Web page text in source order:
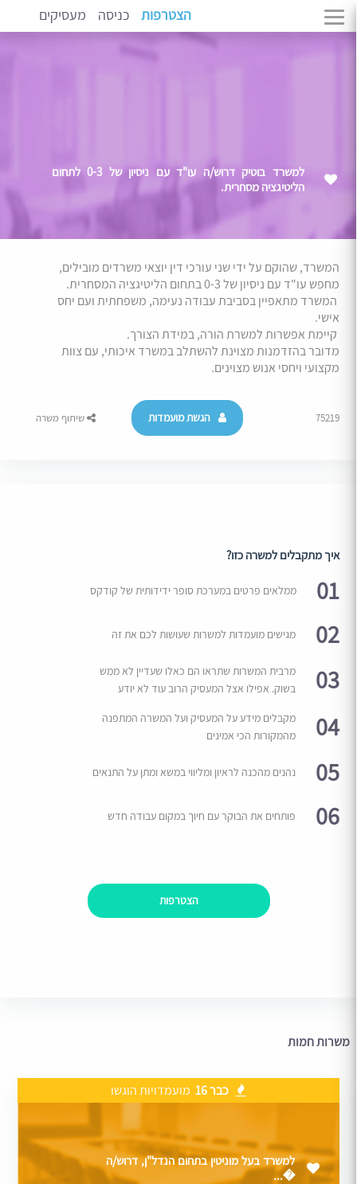
הצטרפות כניסה מעסיקים
למשרד בוטיק דרוש/ה עו"ד עם ניסיון של 0-3 לתחום
הליטיגציה מסחרית.
המשרד, שהוקם על ידי שני עורכי דין יוצאי משרדים מובילים,
מחפש עו"ד עם ניסיון של 0-3 בתחום הליטיגציה המסחרית.
המשרד מתאפיין בסביבת עבודה נעימה, משפחתית ועם יחס
אישי.
קיימת אפשרות למשרת הורה, במידת הצורך.
מדובר בהזדמנות מצוינת להשתלב במשרד איכותי, עם צוות
מקצועי ויחסי אנוש מצוינים.
75219 הגשת מועמדות שיתוף משרה
איך מתקבלים למשרה כזו?
01 ממלאים פרטים במערכת סופר ידידותית של קודקס
02 מגישים מועמדות למשרות שעושות לכם את זה
03
מרבית המשרות שתראו הם כאלו שעדיין לא ממש
בשוק. אפילו אצל המעסיק הרוב עוד לא יודע
04
מקבלים מידע על המעסיק ועל המשרה המתפנה
מהמקורות הכי אמינים
05 נהנים מהכנה לראיון ומליווי במשא ומתן על התנאים
06 פותחים את הבוקר עם חיוך במקום עבודה חדש
הצטרפות
משרות חמות
כבר 16 מועמדויות הוגשו
למשרד בעל מוניטין בתחום הנדל"ן, דרוש/ה
�...